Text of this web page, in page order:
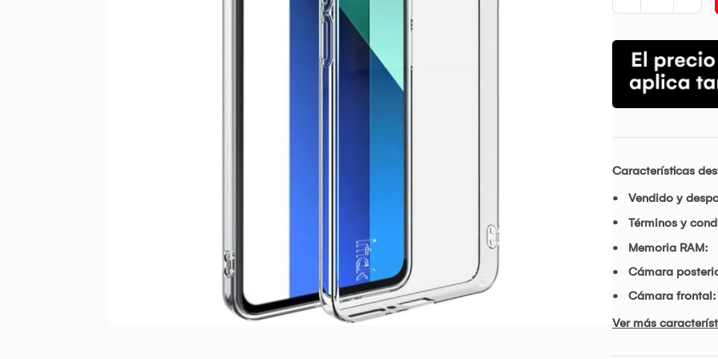
Características
Vendido y
Términos y
Memoria RAM:
Cámara
Cámara frontal:
Ver más